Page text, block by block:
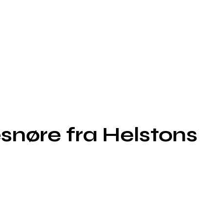
fra Helstons